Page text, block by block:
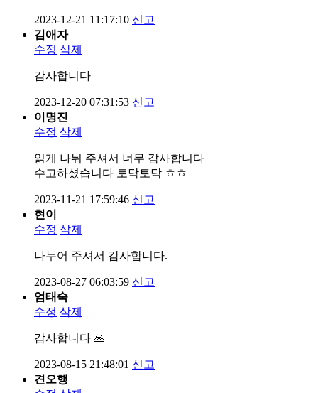
2023-12-21 11:17:10 신고
김애자
수정 삭제
감사합니다
2023-12-20 07:31:53 신고
이명진
수정 삭제
읽게 나눠 주셔서 너무 감사합니다
수고하셨습니다 토닥토닥 ㅎㅎ
2023-11-21 17:59:46 신고
현이
수정 삭제
나누어 주셔서 감사합니다.
2023-08-27 06:03:59 신고
엄태숙
수정 삭제
감사합니다 🙏
2023-08-15 21:48:01 신고
견오행